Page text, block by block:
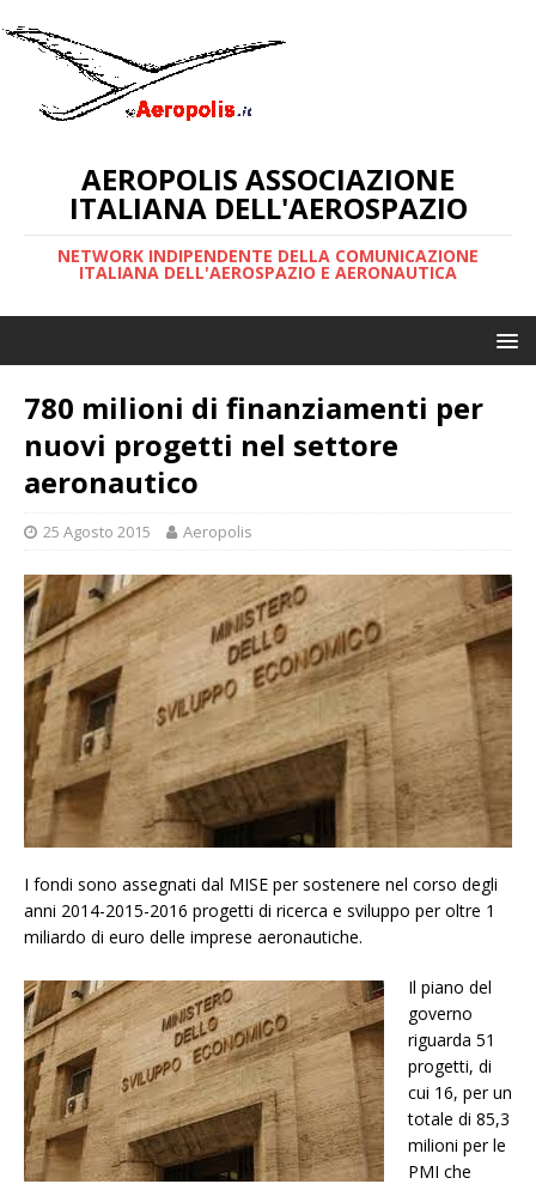
AEROPOLIS ASSOCIAZIONE
ITALIANA DELL'AEROSPAZIO
NETWORK INDIPENDENTE DELLA COMUNICAZIONE
ITALIANA DELL'AEROSPAZIO E AERONAUTICA
780 milioni di finanziamenti per
nuovi progetti nel settore
aeronautico
25 Agosto 2015 Aeropolis
I fondi sono assegnati dal MISE per sostenere nel corso degli
anni 2014-2015-2016 progetti di ricerca e sviluppo per oltre 1
miliardo di euro delle imprese aeronautiche.
Il piano del
governo
riguarda 51
progetti, di
cui 16, per un
totale di 85,3
milioni per le
PMI che